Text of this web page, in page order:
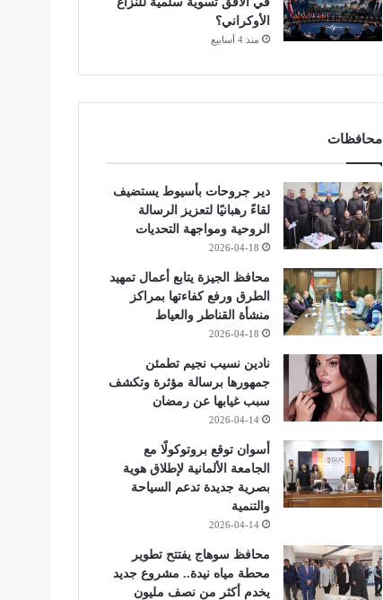
الأوكراني؟
منذ 4 أسابيع
محافظات
دير جروحات بأسيوط يستضيف
لقاءً رهبانيًا لتعزيز الرسالة
الروحية ومواجهة التحديات
2026-04-18
محافظ الجيزة يتابع أعمال تمهيد
الطرق ورفع كفاءتها بمراكز
منشأة القناطر والعياط
2026-04-18
نادين نسيب نجيم تطمئن
جمهورها برسالة مؤثرة وتكشف
سبب غيابها عن رمضان
2026-04-14
أسوان توقع بروتوكولًا مع
الجامعة الألمانية لإطلاق هوية
بصرية جديدة تدعم السياحة
والتنمية
2026-04-14
محافظ سوهاج يفتتح تطوير
محطة مياه نيدة.. مشروع جديد
يخدم أكثر من نصف مليون